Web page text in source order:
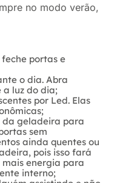
no modo verão,
portas e
o dia. Abra
a luz do dia;
por Led. Elas
da geladeira para
sem
ainda quentes ou
pois isso fará
mais energia para
interno;